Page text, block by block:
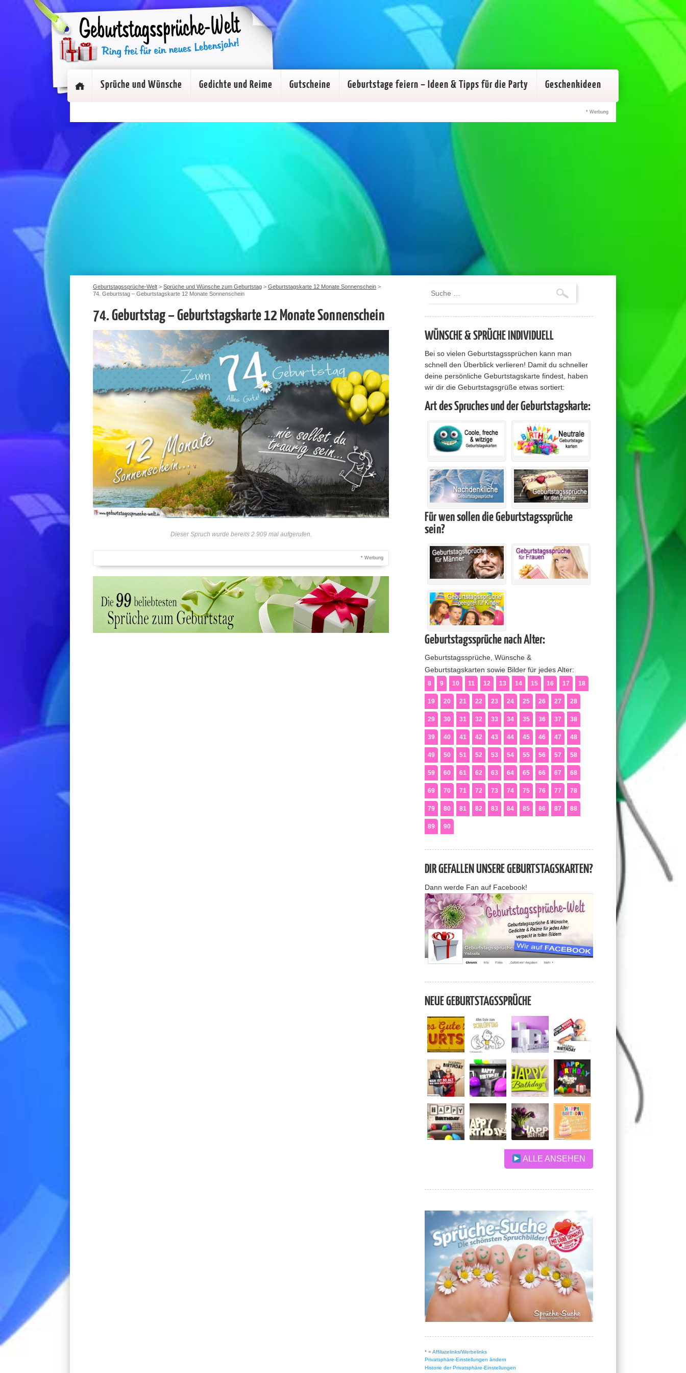
Sprüche und Wünsche Gedichte und Reime Gutscheine Geburtstage feiern – Ideen & Tipps für die Party Geschenkideen
* Werbung
Geburtstagssprüche-Welt > Sprüche und Wünsche zum Geburtstag > Geburtstagskarte 12 Monate Sonnenschein >
74. Geburtstag – Geburtstagskarte 12 Monate Sonnenschein
74. Geburtstag – Geburtstagskarte 12 Monate Sonnenschein
Dieser Spruch wurde bereits 2.909 mal aufgerufen.
* Werbung
WÜNSCHE & SPRÜCHE INDIVIDUELL
Bei so vielen Geburtstagssprüchen kann man
schnell den Überblick verlieren! Damit du schneller
deine persönliche Geburtstagskarte findest, haben
wir dir die Geburtstagsgrüße etwas sortiert:
Art des Spruches und der Geburtstagskarte:
Für wen sollen die Geburtstagssprüche
sein?
Geburtstagssprüche nach Alter:
Geburtstagssprüche, Wünsche &
Geburtstagskarten sowie Bilder für jedes Alter:
8 9 10 11 12 13 14 15 16 17 18
19 20 21 22 23 24 25 26 27 28
29 30 31 32 33 34 35 36 37 38
39 40 41 42 43 44 45 46 47 48
49 50 51 52 53 54 55 56 57 58
59 60 61 62 63 64 65 66 67 68
69 70 71 72 73 74 75 76 77 78
79 80 81 82 83 84 85 86 87 88
89 90
DIR GEFALLEN UNSERE GEBURTSTAGSKARTEN?
Dann werde Fan auf Facebook!
NEUE GEBURTSTAGSSPRÜCHE
ALLE ANSEHEN
* =Affiliatelinks/Werbelinks
Privatsphäre-Einstellungen ändern
Historie der Privatsphäre-Einstellungen